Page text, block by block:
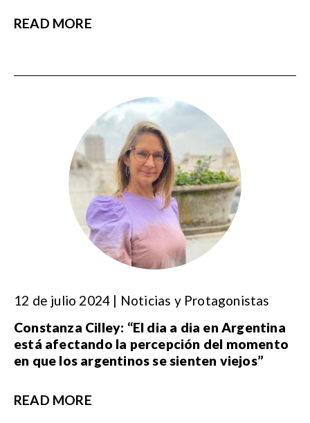
READ MORE
12 de julio 2024 | Noticias y Protagonistas
Constanza Cilley: “El dia a dia en Argentina
está afectando la percepción del momento
en que los argentinos se sienten viejos”
READ MORE